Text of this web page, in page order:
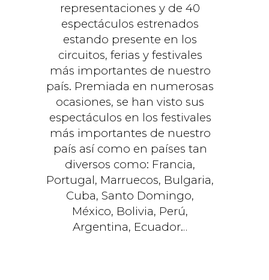
representaciones y de 40
espectáculos estrenados
estando presente en los
circuitos, ferias y festivales
más importantes de nuestro
país. Premiada en numerosas
ocasiones, se han visto sus
espectáculos en los festivales
más importantes de nuestro
país así como en países tan
diversos como: Francia,
Portugal, Marruecos, Bulgaria,
Cuba, Santo Domingo,
México, Bolivia, Perú,
Argentina, Ecuador…